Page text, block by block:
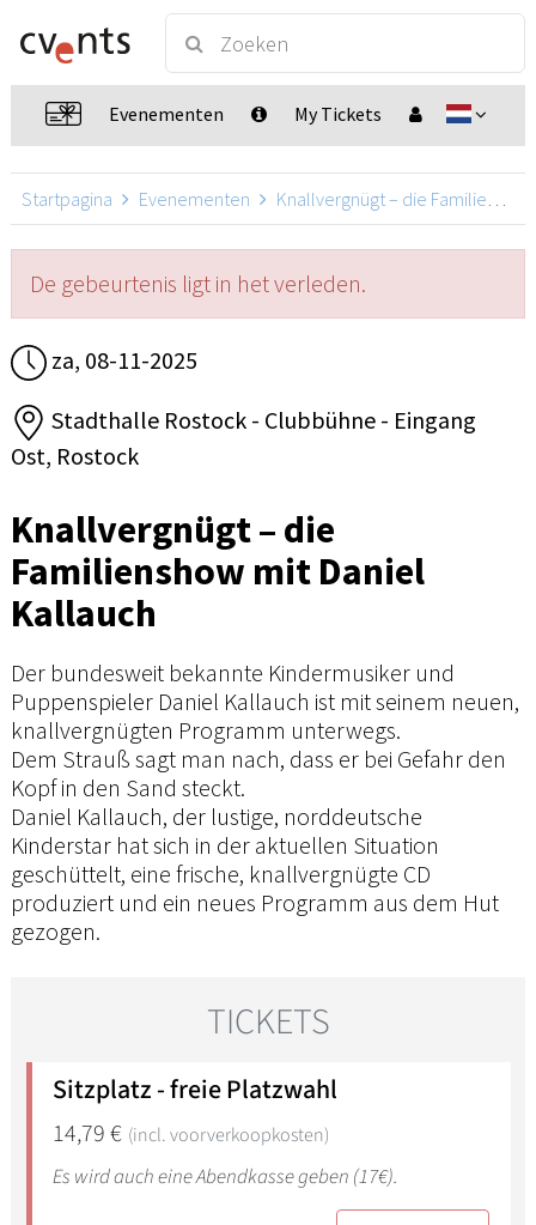
Evenementen My Tickets
Startpagina Evenementen Knallvergnügt – die Familienshow mit Daniel Kallauch
De gebeurtenis ligt in het verleden.
za, 08-11-2025
Stadthalle Rostock - Clubbühne - Eingang
Ost, Rostock
Knallvergnügt – die
Familienshow mit Daniel
Kallauch
Der bundesweit bekannte Kindermusiker und
Puppenspieler Daniel Kallauch ist mit seinem neuen,
knallvergnügten Programm unterwegs.
Dem Strauß sagt man nach, dass er bei Gefahr den
Kopf in den Sand steckt.
Daniel Kallauch, der lustige, norddeutsche
Kinderstar hat sich in der aktuellen Situation
geschüttelt, eine frische, knallvergnügte CD
produziert und ein neues Programm aus dem Hut
gezogen.